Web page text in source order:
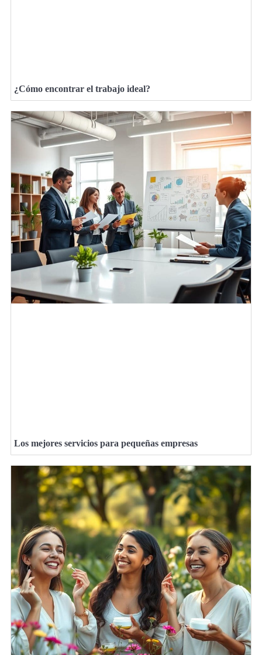
¿Cómo encontrar el trabajo ideal?
Los mejores servicios para pequeñas empresas